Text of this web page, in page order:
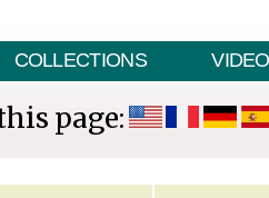
COLLECTIONS VIDEO
page: